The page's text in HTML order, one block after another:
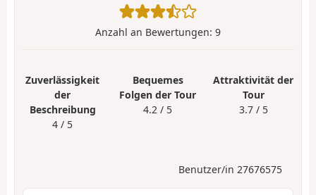
Anzahl an Bewertungen: 9
Zuverlässigkeit
der
Beschreibung
4 / 5
Bequemes
Folgen der Tour
4.2 / 5
Attraktivität der
Tour
3.7 / 5
Benutzer/in 27676575